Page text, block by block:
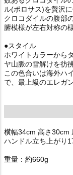
ル(ポロサス)を贅沢に
クロコダイルの腹部
腑模様が左右対称の
●スタイル
ホワイトカラーから
ヤ山脈の雪解けを彷
この色合いは海外ハ
で、最上級のエレガ
横幅34cm 高さ30cm
ハンドル立ち上がり
重量：約660g